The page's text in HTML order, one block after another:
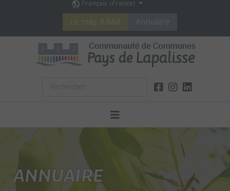
Français (France)
Le mag 8.888 Annuaire
ANNUAIRE